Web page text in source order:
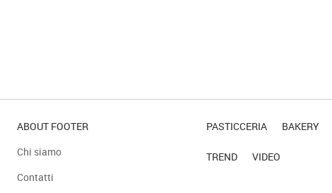
ABOUT FOOTER
Chi siamo
Contatti
PASTICCERIA BAKERY
TREND VIDEO